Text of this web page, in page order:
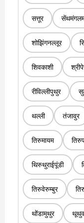
सत्तूर
शोझिंगनल्लूर
शिवकाशी
रीविल्लीपुथुर
थल्ली तंजावुर
तिरुमायम
थिरुथुराईपूंडी
तिरुवेरुम्बुर
थोंडामुथुर